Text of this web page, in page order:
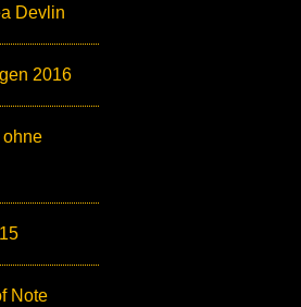
Devlin
2016
ohne
Note